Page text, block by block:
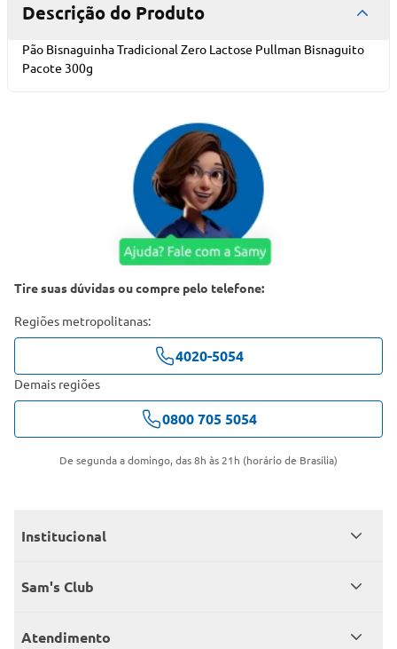
Descrição do Produto
Pão Bisnaguinha Tradicional Zero Lactose Pullman Bisnaguito
Pacote 300g
Tire suas dúvidas ou compre pelo telefone:
Regiões metropolitanas:
4020-5054
Demais regiões
0800 705 5054
De segunda a domingo, das 8h às 21h (horário de Brasília)
Institucional
Quem somos
Sam's Club
Seja sócio
Atendimento